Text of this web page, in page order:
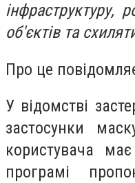
інфраструктуру,
об'єктів та
Про це
У відомстві
застосунки
користувача
програмі